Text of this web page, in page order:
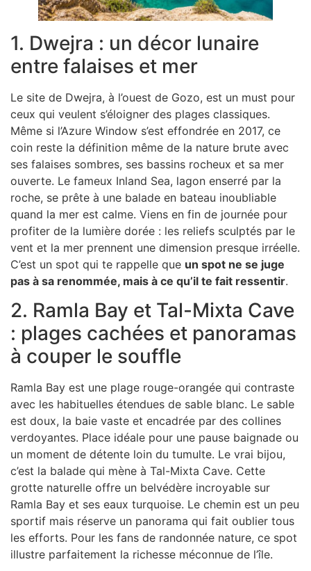
1. Dwejra : un décor lunaire
entre falaises et mer
Le site de Dwejra, à l’ouest de Gozo, est un must pour
ceux qui veulent s’éloigner des plages classiques.
Même si l’Azure Window s’est effondrée en 2017, ce
coin reste la définition même de la nature brute avec
ses falaises sombres, ses bassins rocheux et sa mer
ouverte. Le fameux Inland Sea, lagon enserré par la
roche, se prête à une balade en bateau inoubliable
quand la mer est calme. Viens en fin de journée pour
profiter de la lumière dorée : les reliefs sculptés par le
vent et la mer prennent une dimension presque irréelle.
C’est un spot qui te rappelle que un spot ne se juge
pas à sa renommée, mais à ce qu’il te fait ressentir.
2. Ramla Bay et Tal-Mixta Cave
: plages cachées et panoramas
à couper le souffle
Ramla Bay est une plage rouge-orangée qui contraste
avec les habituelles étendues de sable blanc. Le sable
est doux, la baie vaste et encadrée par des collines
verdoyantes. Place idéale pour une pause baignade ou
un moment de détente loin du tumulte. Le vrai bijou,
c’est la balade qui mène à Tal-Mixta Cave. Cette
grotte naturelle offre un belvédère incroyable sur
Ramla Bay et ses eaux turquoise. Le chemin est un peu
sportif mais réserve un panorama qui fait oublier tous
les efforts. Pour les fans de randonnée nature, ce spot
illustre parfaitement la richesse méconnue de l’île.